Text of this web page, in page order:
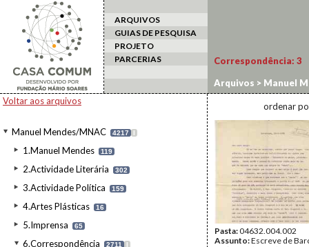
ARQUIVOS
GUIAS DE PESQUISA
PROJETO
PARCERIAS
Voltar aos arquivos
Manuel Mendes/MNAC 4217 I
1.Manuel Mendes 119
2.Actividade Literária 302
3.Actividade Política 159
4.Artes Plásticas 16
5.Imprensa 65
6.Correspondência 2711 I
Correspondência: 3
Arquivos > Manuel
ordenar
Pasta:04632.004.002
Assunto:Escreve de